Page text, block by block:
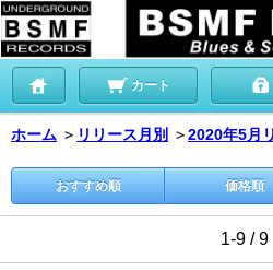
カート
ホーム ＞ リリース月別 ＞2020年5月
おすすめ順 価格順
1-9 / 9